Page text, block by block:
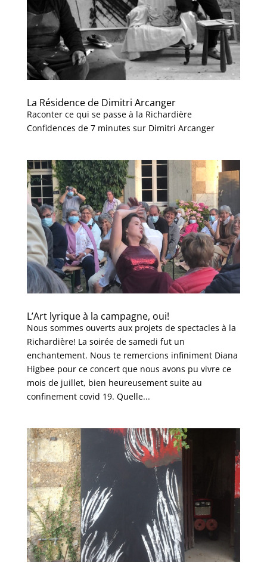
La Résidence de Dimitri Arcanger
Raconter ce qui se passe à la Richardière
Confidences de 7 minutes sur Dimitri Arcanger
L’Art lyrique à la campagne, oui!
Nous sommes ouverts aux projets de spectacles à la
Richardière! La soirée de samedi fut un
enchantement. Nous te remercions infiniment Diana
Higbee pour ce concert que nous avons pu vivre ce
mois de juillet, bien heureusement suite au
confinement covid 19. Quelle...